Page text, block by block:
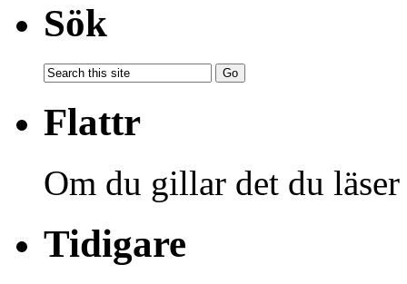
Sök
Flattr
Om du gillar det du
Tidigare